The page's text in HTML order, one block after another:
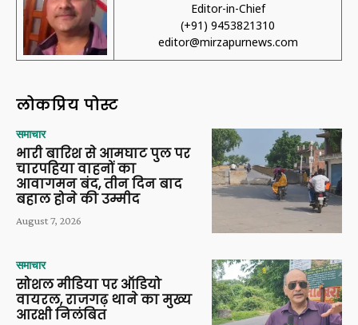
Editor-in-Chief
(+91) 9453821310
editor@mirzapurnews.com
लोकप्रिय पोस्ट
समाचार
भारी बारिश से आमघाट पुल पर
चारपहिया वाहनों का
आवागमन बंद, तीन दिन बाद
बहाल होने की उम्मीद
August 7, 2026
समाचार
सोशल मीडिया पर ऑडियो
वायरल, राजगढ़ थाने का मुख्य
आरक्षी निलंबित